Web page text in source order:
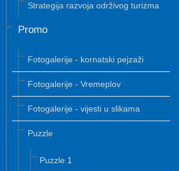
Strategija razvoja održivog turizma
Promo
Fotogalerije - kornatski pejzaži
Fotogalerije - Vremeplov
Fotogalerije - vijesti u slikama
Puzzle
Puzzle 1